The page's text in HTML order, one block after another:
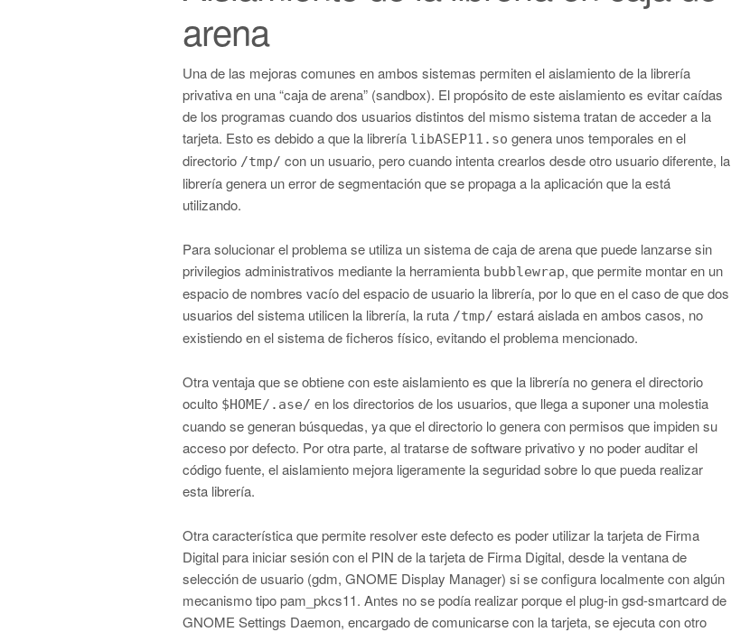
arena
Una de las mejoras comunes en ambos sistemas permiten el aislamiento de la librería
privativa en una “caja de arena” (sandbox). El propósito de este aislamiento es evitar caídas
de los programas cuando dos usuarios distintos del mismo sistema tratan de acceder a la
tarjeta. Esto es debido a que la librería libASEP11.so genera unos temporales en el
directorio /tmp/ con un usuario, pero cuando intenta crearlos desde otro usuario diferente, la
librería genera un error de segmentación que se propaga a la aplicación que la está
utilizando.
Para solucionar el problema se utiliza un sistema de caja de arena que puede lanzarse sin
privilegios administrativos mediante la herramienta bubblewrap, que permite montar en un
espacio de nombres vacío del espacio de usuario la librería, por lo que en el caso de que dos
usuarios del sistema utilicen la librería, la ruta /tmp/ estará aislada en ambos casos, no
existiendo en el sistema de ficheros físico, evitando el problema mencionado.
Otra ventaja que se obtiene con este aislamiento es que la librería no genera el directorio
oculto $HOME/.ase/ en los directorios de los usuarios, que llega a suponer una molestia
cuando se generan búsquedas, ya que el directorio lo genera con permisos que impiden su
acceso por defecto. Por otra parte, al tratarse de software privativo y no poder auditar el
código fuente, el aislamiento mejora ligeramente la seguridad sobre lo que pueda realizar
esta librería.
Otra característica que permite resolver este defecto es poder utilizar la tarjeta de Firma
Digital para iniciar sesión con el PIN de la tarjeta de Firma Digital, desde la ventana de
selección de usuario (gdm, GNOME Display Manager) si se configura localmente con algún
mecanismo tipo pam_pkcs11. Antes no se podía realizar porque el plug-in gsd-smartcard de
GNOME Settings Daemon, encargado de comunicarse con la tarjeta, se ejecuta con otro